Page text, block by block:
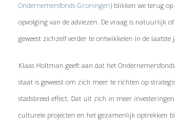
Ondernemersfonds Groningen) blikken we terug op
opvolging van de adviezen. De vraag is natuurlijk
geweest zichzelf verder te ontwikkelen in de laatste
Klaas Holtman geeft aan dat het
staat is geweest om zich meer te richten op
stadsbreed effect. Dat uit zich in meer
culturele projecten en het gezamenlijk optrekken